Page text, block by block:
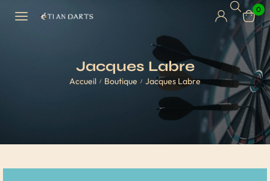
0
Jacques Labre
Accueil / Boutique / Jacques Labre